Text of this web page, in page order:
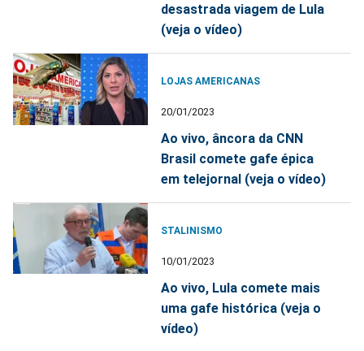
desastrada viagem de Lula
(veja o vídeo)
LOJAS AMERICANAS
20/01/2023
Ao vivo, âncora da CNN
Brasil comete gafe épica
em telejornal (veja o vídeo)
STALINISMO
10/01/2023
Ao vivo, Lula comete mais
uma gafe histórica (veja o
vídeo)